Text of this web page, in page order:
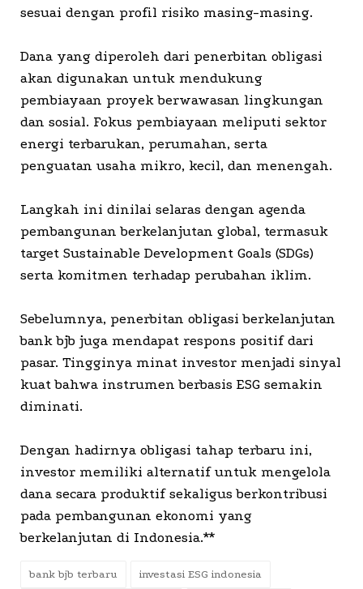
sesuai dengan profil risiko masing-masing.
Dana yang diperoleh dari penerbitan obligasi
akan digunakan untuk mendukung
pembiayaan proyek berwawasan lingkungan
dan sosial. Fokus pembiayaan meliputi sektor
energi terbarukan, perumahan, serta
penguatan usaha mikro, kecil, dan menengah.
Langkah ini dinilai selaras dengan agenda
pembangunan berkelanjutan global, termasuk
target Sustainable Development Goals (SDGs)
serta komitmen terhadap perubahan iklim.
Sebelumnya, penerbitan obligasi berkelanjutan
bank bjb juga mendapat respons positif dari
pasar. Tingginya minat investor menjadi sinyal
kuat bahwa instrumen berbasis ESG semakin
diminati.
Dengan hadirnya obligasi tahap terbaru ini,
investor memiliki alternatif untuk mengelola
dana secara produktif sekaligus berkontribusi
pada pembangunan ekonomi yang
berkelanjutan di Indonesia.**
bank bjb terbaru investasi ESG indonesia